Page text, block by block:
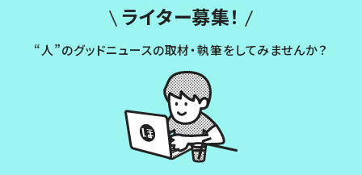
ライター募集！
“人”のグッドニュースの取材・執筆をしてみませんか？